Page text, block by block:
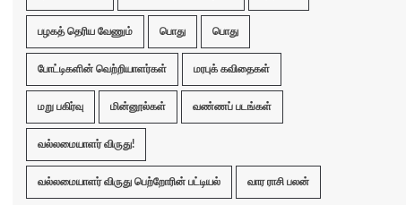
பழகத் தெரிய வேணும் பொது பொது
போட்டிகளின் வெற்றியாளர்கள் மரபுக் கவிதைகள்
மறு பகிர்வு மின்னூல்கள் வண்ணப் படங்கள்
வல்லமையாளர் விருது!
வல்லமையாளர் விருது பெற்றோரின் பட்டியல் வார ராசி பலன்